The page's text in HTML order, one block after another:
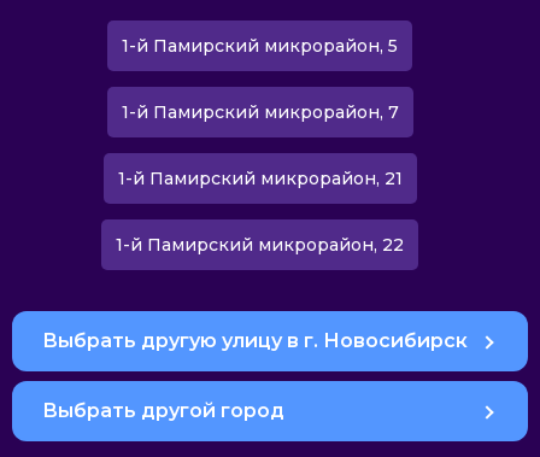
1-й Памирский микрорайон, 5
1-й Памирский микрорайон, 7
1-й Памирский микрорайон, 21
1-й Памирский микрорайон, 22
Выбрать другую улицу в г. Новосибирск
Выбрать другой город